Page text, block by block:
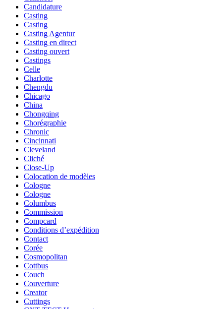
Candidature
Casting
Casting
Casting Agentur
Casting en direct
Casting ouvert
Castings
Celle
Charlotte
Chengdu
Chicago
China
Chongqing
Chorégraphie
Chronic
Cincinnati
Cleveland
Cliché
Close-Up
Colocation de modèles
Cologne
Cologne
Columbus
Commission
Compcard
Conditions d’expédition
Contact
Corée
Cosmopolitan
Cottbus
Couch
Couverture
Creator
Cuttings